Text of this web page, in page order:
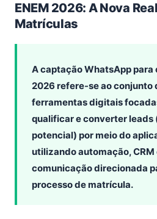
ENEM 2026: A Nova
Matrículas
A captação WhatsApp para
2026 refere-se ao conjunto
ferramentas digitais
qualificar e converter leads
potencial) por meio do
utilizando automação, CRM
comunicação direcionada
processo de matrícula.